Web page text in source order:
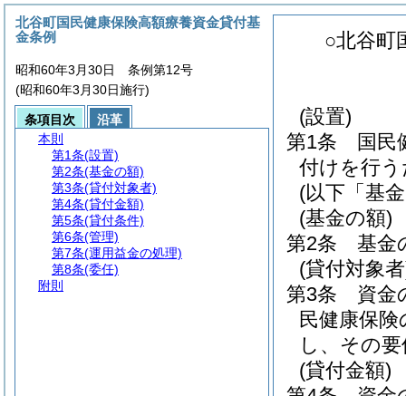
○北谷町
(設置)
第1条
国民
付けを行う
(以下「基
(基金の額)
第2条
基金
(貸付対象
第3条
資金
民健康保
し、その
(貸付金額)
北谷町国民健康保険高額療養資金貸付基
金条例
昭和60年3月30日 条例第12号
(昭和60年3月30日施行)
条項目次
沿革
本則
第1条(設置)
第2条(基金の額)
第3条(貸付対象者)
第4条(貸付金額)
第5条(貸付条件)
第6条(管理)
第7条(運用益金の処理)
第8条(委任)
附則